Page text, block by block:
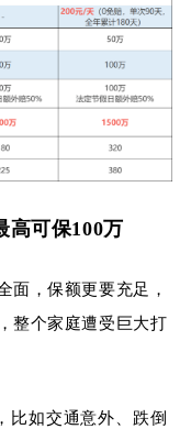
高可保100万
面，保额更要充足，
整个家庭遭受巨大打
比如交通意外、跌倒